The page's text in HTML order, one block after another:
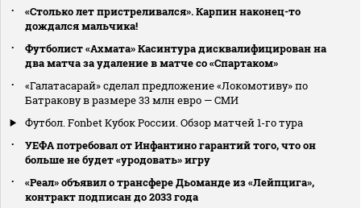
«Столько лет пристреливался». Карпин наконец-то
дождался мальчика!
Футболист «Ахмата» Касинтура дисквалифицирован на
два матча за удаление в матче со «Спартаком»
«Галатасарай» сделал предложение «Локомотиву» по
Батракову в размере 33 млн евро — СМИ
Футбол. Fonbet Кубок России. Обзор матчей 1-го тура
УЕФА потребовал от Инфантино гарантий того, что он
больше не будет «уродовать» игру
«Реал» объявил о трансфере Дьоманде из «Лейпцига»,
контракт подписан до 2033 года